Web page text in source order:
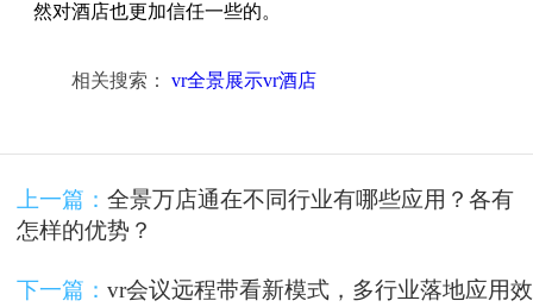
然对酒店也更加信任一些的。
相关搜索： vr全景展示vr酒店
上一篇： 全景万店通在不同行业有哪些应用？各有
怎样的优势？
下一篇： vr会议远程带看新模式，多行业落地应用效